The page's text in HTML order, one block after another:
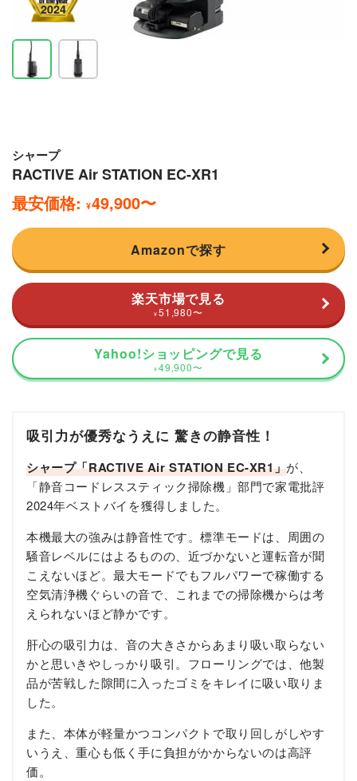
シャープ
RACTIVE Air STATION EC-XR1
最安価格: ¥49,900〜
Amazonで探す
楽天市場で見る
¥ 51,980〜
Yahoo!ショッピングで見る
¥ 49,900〜
吸引力が優秀なうえに 驚きの静音性！
シャープ「RACTIVE Air STATION EC-XR1」が、
「静音コードレススティック掃除機」部門で家電批評
2024年ベストバイを獲得しました。
本機最大の強みは静音性です。標準モードは、周囲の
騒音レベルにはよるものの、近づかないと運転音が聞
こえないほど。最大モードでもフルパワーで稼働する
空気清浄機ぐらいの音で、これまでの掃除機からは考
えられないほど静かです。
肝心の吸引力は、音の大きさからあまり吸い取らない
かと思いきやしっかり吸引。フローリングでは、他製
品が苦戦した隙間に入ったゴミをキレイに吸い取りま
した。
また、本体が軽量かつコンパクトで取り回しがしやす
いうえ、重心も低く手に負担がかからないのは高評
価。